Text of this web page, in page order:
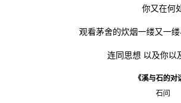
你又在何
观看茅舍的炊烟一缕又一
连同思想 以及你以
《溪与石的对
石问